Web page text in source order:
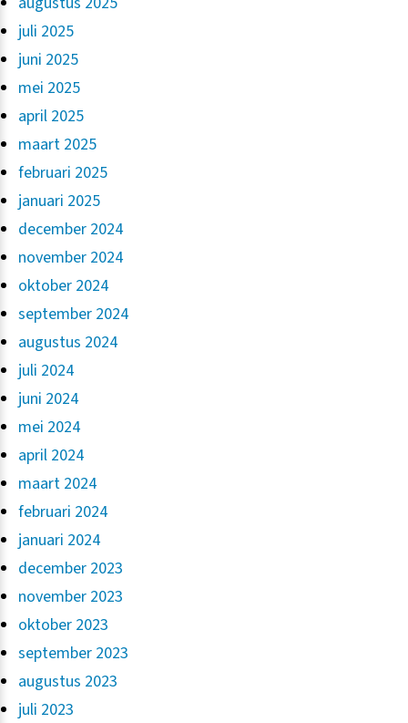
juli 2025
juni 2025
mei 2025
april 2025
maart 2025
februari 2025
januari 2025
december 2024
november 2024
oktober 2024
september 2024
augustus 2024
juli 2024
juni 2024
mei 2024
april 2024
maart 2024
februari 2024
januari 2024
december 2023
november 2023
oktober 2023
september 2023
augustus 2023
juli 2023